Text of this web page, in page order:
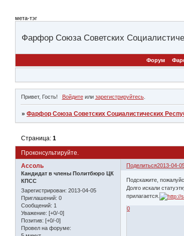
мета-тэг
Фарфор Союза Советских
Форум
Привет, Гость! Войдитеили зарегистрируйтесь.
»Фарфор Союза Советских Социалистических
Проконсультируйте.
Страница:1
Поделиться2013-04-
Ассоль
Кандидат в члены Политбюро ЦК
КПСС
Зарегистрирован: 2013-04-05
Приглашений: 0
Сообщений: 1
Уважение: [+0/-0]
Позитив: [+0/-0]
Провел на форуме:
Подскажите,
Долго искали
прилагается.
0